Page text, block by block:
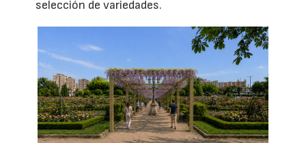
selección de variedades.